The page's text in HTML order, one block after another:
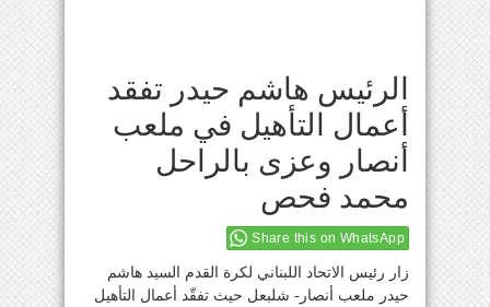
الرئيس هاشم حيدر تفقد
أعمال التأهيل في ملعب
أنصار وعزى بالراحل
محمد فحص
Share this on WhatsApp
زار رئيس الاتحاد اللبناني لكرة القدم السيد هاشم
حيدر ملعب أنصار- شلبعل حيث تفقّد أعمال التأهيل